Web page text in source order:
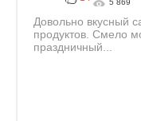
5 869
Довольно вкусный
продуктов. Смело
праздничный...